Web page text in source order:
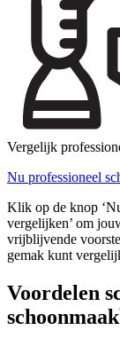
Vergelijk
Nu professioneel
Klik op de knop
vergelijken’ om
vrijblijvende
gemak kunt
Voordelen